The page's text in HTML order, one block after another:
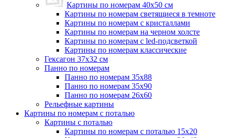
Картины по номерам 40х50 см
Картины по номерам светящиеся в темноте
Картины по номерам с кристаллами
Картины по номерам на черном холсте
Картины по номерам с led-подсветкой
Картины по номерам классические
Гексагон 37х32 см
Панно по номерам
Панно по номерам 35х88
Панно по номерам 35х90
Панно по номерам 26х60
Рельефные картины
Картины по номерам с поталью
Картины с поталью
Картины по номерам с поталью 15х20